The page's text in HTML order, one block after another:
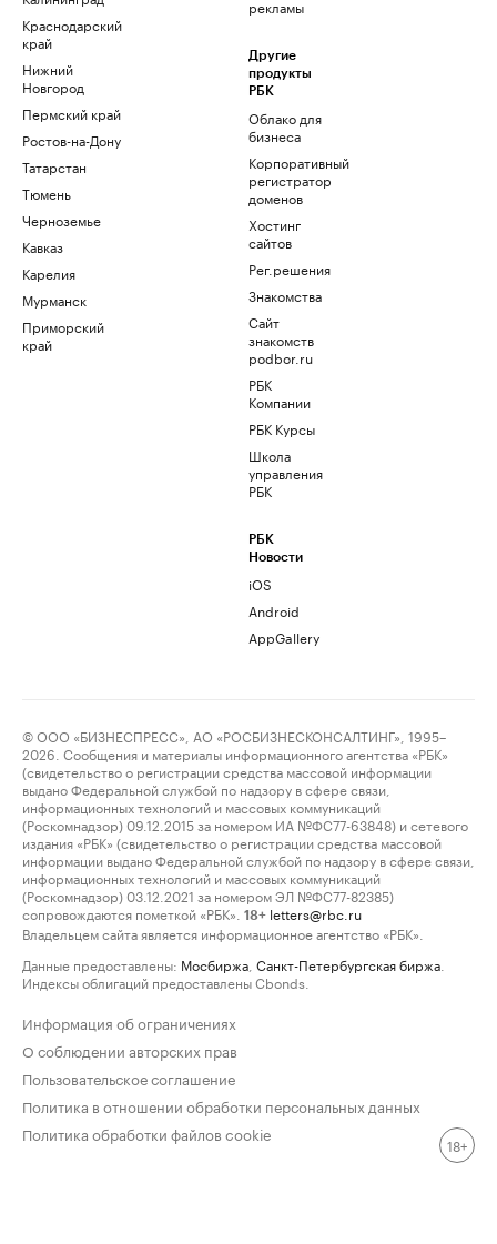
Краснодарский
край
Нижний
Новгород
Пермский край
Ростов-на-Дону
Татарстан
Тюмень
Черноземье
Кавказ
Карелия
Мурманск
Приморский
край
рекламы
Другие
продукты
РБК
Облако для
бизнеса
Корпоративный
регистратор
доменов
Хостинг
сайтов
Рег.решения
Знакомства
Сайт
знакомств
podbor.ru
РБК
Компании
РБК Курсы
Школа
управления
РБК
РБК
Новости
iOS
Android
AppGallery
© ООО «БИЗНЕСПРЕСС», АО «РОСБИЗНЕСКОНСАЛТИНГ», 1995–
2026. Сообщения и материалы информационного агентства «РБК»
(свидетельство о регистрации средства массовой информации
выдано Федеральной службой по надзору в сфере связи,
информационных технологий и массовых коммуникаций
(Роскомнадзор) 09.12.2015 за номером ИА №ФС77-63848) и сетевого
издания «РБК» (свидетельство о регистрации средства массовой
информации выдано Федеральной службой по надзору в сфере связи,
информационных технологий и массовых коммуникаций
(Роскомнадзор) 03.12.2021 за номером ЭЛ №ФС77-82385)
сопровождаются пометкой «РБК».
18+ letters@rbc.ru
Владельцем сайта является информационное агентство «РБК».
Данные предоставлены: Мосбиржа Санкт-Петербургская биржа
Индексы облигаций предоставлены Cbonds.
Информация об ограничениях
О соблюдении авторских прав
Пользовательское соглашение
Политика в отношении обработки персональных данных
Политика обработки файлов cookie
18+